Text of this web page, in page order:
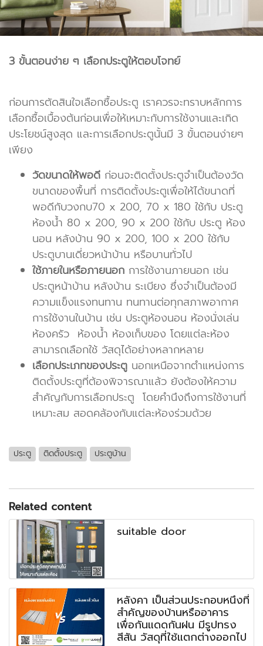
3 ขั้นตอนง่าย ๆ เลือกประตูให้ตอบโจทย์
ก่อนการตัดสินใจเลือกซื้อประตู เราควรจะทราบหลักการ
เลือกซื้อเบื้องต้นก่อนเพื่อให้เหมาะกับการใช้งานและเกิด
ประโยชน์สูงสุด และการเลือกประตูนั้นมี 3 ขั้นตอนง่ายๆ
เพียง
วัดขนาดให้พอดี ก่อนจะติดตั้งประตูจำเป็นต้องวัด
ขนาดของพื้นที่ การติดตั้งประตูเพื่อให้ได้ขนาดที่
พอดีกับวงกบ70 x 200, 70 x 180 ใช้กับ ประตู
ห้องน้ำ 80 x 200, 90 x 200 ใช้กับ ประตู ห้อง
นอน หลังบ้าน 90 x 200, 100 x 200 ใช้กับ
ประตูบานเดี่ยวหน้าบ้าน หรือบานทั่วไป
ใช้ภายในหรือภายนอก การใช้งานภายนอก เช่น
ประตูหน้าบ้าน หลังบ้าน ระเบียง ซึ่งจำเป็นต้องมี
ความแข็งแรงทนทาน ทนทานต่อทุกสภาพอากาศ
การใช้งานในบ้าน เช่น ประตูห้องนอน ห้องนั่งเล่น
ห้องครัว ห้องน้ำ ห้องเก็บของ โดยแต่ละห้อง
สามารถเลือกใช้ วัสดุได้อย่างหลากหลาย
เลือกประเภทของประตู นอกเหนือจากตำแหน่งการ
ติดตั้งประตูที่ต้องพิจารณาแล้ว ยังต้องให้ความ
สำคัญกับการเลือกประตู โดยคำนึงถึงการใช้งานที่
เหมาะสม สอดคล้องกับแต่ละห้องร่วมด้วย
ประตู ติดตั้งประตู ประตูบ้าน
Related content
suitable door
หลังคา เป็นส่วนประกอบหนึ่งที่
สำคัญของบ้านหรืออาคาร
เพื่อกันแดดกันฝน มีรูปทรง
สีสัน วัสดุที่ใช้แตกต่างออกไป